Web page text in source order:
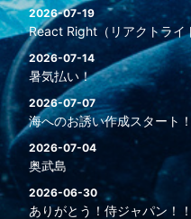
2026-07-19
React Right（リアクトライ
2026-07-14
暑気払い！
2026-07-07
海へのお誘い作成スタート！
2026-07-04
奥武島
2026-06-30
ありがとう！侍ジャパン！！